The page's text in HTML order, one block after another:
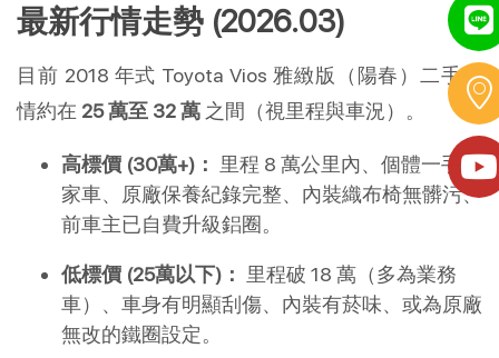
最新行情走勢 (2026.03)
目前 2018 年式 Toyota Vios 雅緻版（陽春）二手行
情約在 25 萬至 32 萬 之間（視里程與車況）。
高標價 (30萬+)：
里程 8 萬公里內、個體一手私
家車、原廠保養紀錄完整、內裝織布椅無髒污、
前車主已自費升級鋁圈。
低標價 (25萬以下)：
里程破 18 萬（多為業務
車）、車身有明顯刮傷、內裝有菸味、或為原廠
無改的鐵圈設定。